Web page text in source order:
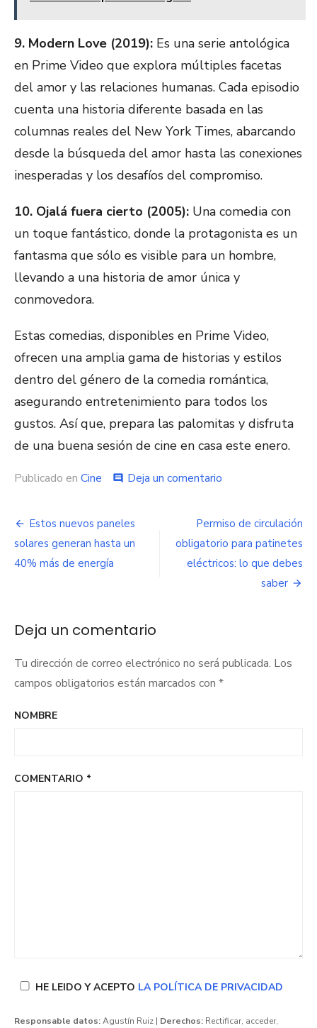
9. Modern Love (2019): Es una serie antológica
en Prime Video que explora múltiples facetas
del amor y las relaciones humanas. Cada episodio
cuenta una historia diferente basada en las
columnas reales del New York Times, abarcando
desde la búsqueda del amor hasta las conexiones
inesperadas y los desafíos del compromiso.
10. Ojalá fuera cierto (2005): Una comedia con
un toque fantástico, donde la protagonista es un
fantasma que sólo es visible para un hombre,
llevando a una historia de amor única y
conmovedora.
Estas comedias, disponibles en Prime Video,
ofrecen una amplia gama de historias y estilos
dentro del género de la comedia romántica,
asegurando entretenimiento para todos los
gustos. Así que, prepara las palomitas y disfruta
de una buena sesión de cine en casa este enero​​​​​​​​​​.
Publicado en Cine comment Deja un comentario
comedias
de
Prime
Navegación
de
Estos nuevos paneles
solares generan hasta un
40% más de energía
Permiso de circulación
obligatorio para patinetes
eléctricos: lo que debes
saber
Deja un comentario
Tu dirección de correo electrónico no será publicada. Los
campos obligatorios están marcados con *
NOMBRE
COMENTARIO *
HE LEIDO Y ACEPTO LA POLÍTICA DE PRIVACIDAD
Responsable datos:Agustín Ruiz | Derechos: Rectificar, acceder,